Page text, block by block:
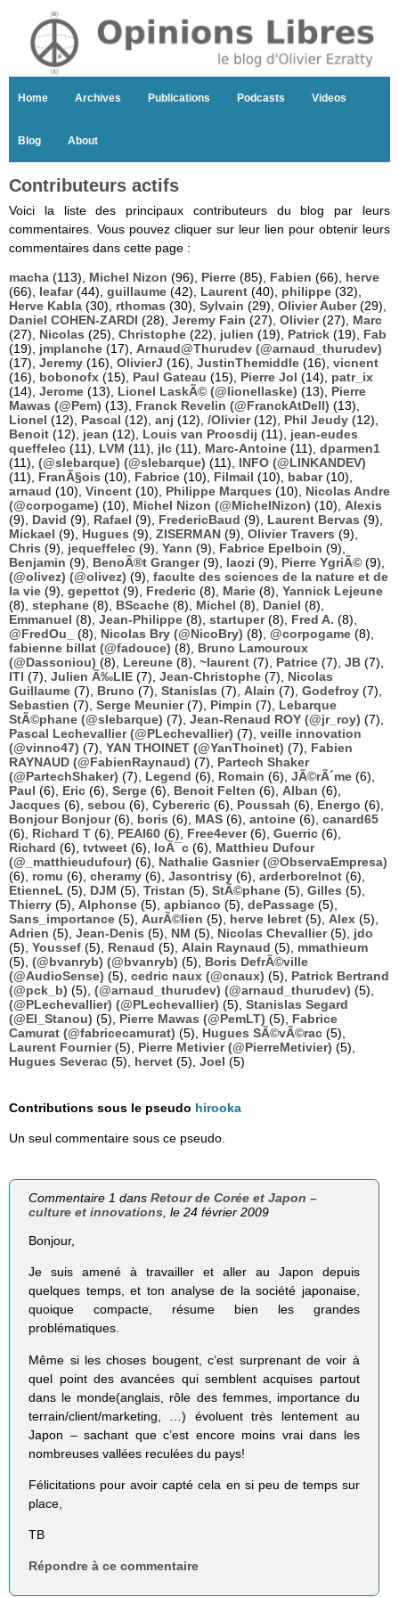
Home Archives Publications Podcasts Videos
Blog About
Contributeurs actifs
Voici la liste des principaux contributeurs du blog par leurs
commentaires. Vous pouvez cliquer sur leur lien pour obtenir leurs
commentaires dans cette page :
macha (113), Michel Nizon (96), Pierre (85), Fabien (66), herve
(66), leafar(44), guillaume (42), Laurent (40), philippe (32),
Herve Kabla (30), rthomas (30), Sylvain (29), Olivier Auber(29),
Daniel COHEN-ZARDI (28), Jeremy Fain (27), Olivier(27), Marc
(27), Nicolas (25), Christophe (22), julien (19), Patrick (19), Fab
(19), jmplanche (17), Arnaud@Thurudev (@arnaud_thurudev)
(17), Jeremy (16), OlivierJ (16), JustinThemiddle (16), vicnent
(16), bobonofx (15), Paul Gateau (15), Pierre Jol (14), patr_ix
(14), Jerome (13), Lionel LaskÃ© (@lionellaske) (13), Pierre
Mawas (@Pem) (13), Franck Revelin (@FranckAtDell) (13),
Lionel (12), Pascal (12), anj (12), /Olivier(12), Phil Jeudy (12),
Benoit (12), jean (12), Louis van Proosdij (11), jean-eudes
queffelec (11), LVM (11), jlc (11), Marc-Antoine (11), dparmen1
(11), (@slebarque) (@slebarque) (11), INFO (@LINKANDEV)
(11), FranÃ§ois (10), Fabrice (10), Filmail (10), babar(10),
arnaud (10), Vincent (10), Philippe Marques (10), Nicolas Andre
(@corpogame) (10), Michel Nizon (@MichelNizon) (10), Alexis
(9), David (9), Rafael (9), FredericBaud (9), Laurent Bervas (9),
Mickael (9), Hugues (9), ZISERMAN (9), Olivier Travers (9),
Chris (9), jequeffelec (9), Yann (9), Fabrice Epelboin (9),
Benjamin (9), BenoÃ®t Granger(9), laozi (9), Pierre YgriÃ© (9),
(@olivez) (@olivez) (9), faculte des sciences de la nature et de
la vie (9), gepettot (9), Frederic (8), Marie (8), Yannick Lejeune
(8), stephane (8), BScache (8), Michel (8), Daniel (8),
Emmanuel (8), Jean-Philippe (8), startuper(8), Fred A. (8),
@FredOu_
(8), Nicolas Bry (@NicoBry) (8), @corpogame (8),
fabienne billat (@fadouce) (8), Bruno Lamouroux
(@Dassoniou) (8), Lereune (8), ~laurent (7), Patrice (7), JB (7),
ITI (7), Julien Ã‰LIE (7), Jean-Christophe (7), Nicolas
Guillaume (7), Bruno (7), Stanislas (7), Alain (7), Godefroy (7),
Sebastien (7), Serge Meunier(7), Pimpin (7), Lebarque
StÃ©phane (@slebarque) (7), Jean-Renaud ROY (@jr_roy) (7),
Pascal Lechevallier (@PLechevallier) (7), veille innovation
(@vinno47) (7), YAN THOINET (@YanThoinet) (7), Fabien
RAYNAUD (@FabienRaynaud) (7), Partech Shaker
(@PartechShaker) (7), Legend (6), Romain (6), JÃ©rÃ´me (6),
Paul (6), Eric (6), Serge (6), Benoit Felten (6), Alban (6),
Jacques (6), sebou (6), Cybereric (6), Poussah (6), Energo (6),
Bonjour Bonjour(6), boris (6), MAS (6), antoine (6), canard65
(6), Richard T (6), PEAI60 (6), Free4ever(6), Guerric (6),
Richard (6), tvtweet (6), loÃ¯c (6), Matthieu Dufour
(@_matthieudufour) (6), Nathalie Gasnier (@ObservaEmpresa)
(6), romu (6), cheramy (6), Jasontrisy (6), arderborelnot (6),
EtienneL (5), DJM (5), Tristan (5), StÃ©phane (5), Gilles (5),
Thierry (5), Alphonse (5), apbianco (5), dePassage (5),
Sans_importance (5), AurÃ©lien (5), herve lebret (5), Alex (5),
Adrien (5), Jean-Denis (5), NM (5), Nicolas Chevallier(5), jdo
(5), Youssef (5), Renaud (5), Alain Raynaud (5), mmathieum
(5), (@bvanryb) (@bvanryb) (5), Boris DefrÃ©ville
(@AudioSense) (5), cedric naux (@cnaux) (5), Patrick Bertrand
(@pck_b) (5), (@arnaud_thurudev) (@arnaud_thurudev) (5),
(@PLechevallier) (@PLechevallier) (5), Stanislas Segard
(@El_Stanou) (5), Pierre Mawas (@PemLT) (5), Fabrice
Camurat (@fabricecamurat) (5), Hugues SÃ©vÃ©rac (5),
Laurent Fournier(5), Pierre Metivier (@PierreMetivier) (5),
Hugues Severac (5), hervet (5), Joel (5)
Contributions sous le pseudo hirooka
Un seul commentaire sous ce pseudo.
Commentaire 1 dansRetour de Corée et Japon –
culture et innovations, le 24 février 2009
Bonjour,
Je suis amené à travailler et aller au Japon depuis
quelques temps, et ton analyse de la société japonaise,
quoique compacte, résume bien les grandes
problématiques.
Même si les choses bougent, c’est surprenant de voir à
quel point des avancées qui semblent acquises partout
dans le monde(anglais, rôle des femmes, importance du
terrain/client/marketing, …) évoluent très lentement au
Japon – sachant que c’est encore moins vrai dans les
nombreuses vallées reculées du pays!
Félicitations pour avoir capté cela en si peu de temps sur
place,
TB
Répondre à ce commentaire